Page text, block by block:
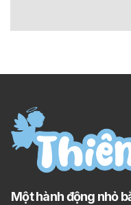
Một hành động nhỏ